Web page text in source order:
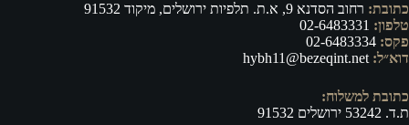
כתובת: רחוב הסדנא 9, א.ת. תלפיות ירושלים, מיקוד 91532
טלפון: 02-6483331
פקס:
דוא״ל: hybh11@bezeqint.net
כתובת למשלוח:
ת.ד. 53242 ירושלים 91532